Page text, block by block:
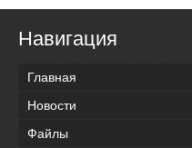
Навигация
Главная
Новости
Файлы